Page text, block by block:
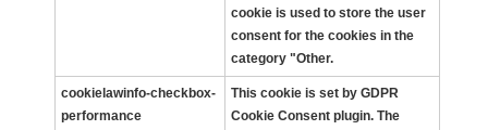
cookie is used to store the user
consent for the cookies in the
category "Other.
cookielawinfo-checkbox-
performance
This cookie is set by GDPR
Cookie Consent plugin. The